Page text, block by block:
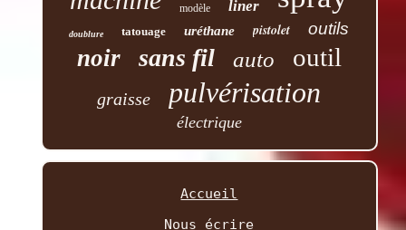
modèle liner
doublure tatouage uréthane pistolet outils
noir sans fil auto outil
graisse pulvérisation
électrique
Accueil
Nous écrire